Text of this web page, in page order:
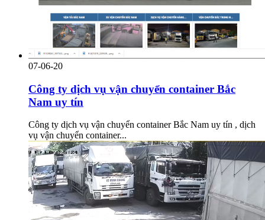
07-06-20
Công ty dịch vụ vận chuyển container Bắc
Nam uy tín
Công ty dịch vụ vận chuyển container Bắc Nam uy tín , dịch
vụ vận chuyển container...